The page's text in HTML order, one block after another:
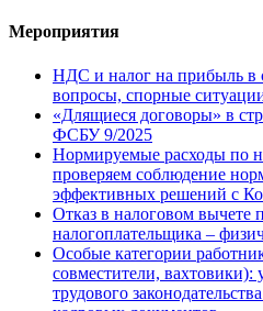
Мероприятия
НДС и налог на прибыль в
вопросы, спорные
«Длящиеся договоры» в
ФСБУ 9/2025
Нормируемые расходы по
проверяем соблюдение
эффективных решений с
Отказ в налоговом
налогоплательщика –
Особые категории
совместители, вахтовики):
трудового